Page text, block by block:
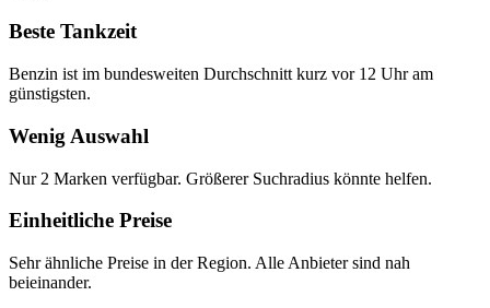
Beste Tankzeit
Benzin ist im bundesweiten Durchschnitt kurz vor 12 Uhr am
günstigsten.
Wenig Auswahl
Nur 2 Marken verfügbar. Größerer Suchradius könnte helfen.
Einheitliche Preise
Sehr ähnliche Preise in der Region. Alle Anbieter sind nah
beieinander.